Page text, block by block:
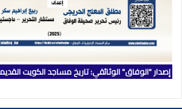
إصدار "الوفاق" الوثائقي: تاريخ مساجد الكويت القديمة